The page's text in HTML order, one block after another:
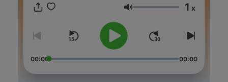
Volumen 1 x
00:00 00:00